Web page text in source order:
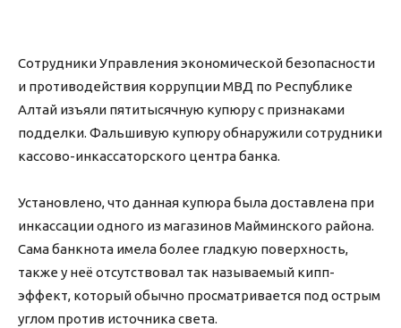
Сотрудники Управления экономической безопасности
и противодействия коррупции МВД по Республике
Алтай изъяли пятитысячную купюру с признаками
подделки. Фальшивую купюру обнаружили сотрудники
кассово-инкассаторского центра банка.
Установлено, что данная купюра была доставлена при
инкассации одного из магазинов Майминского района.
Сама банкнота имела более гладкую поверхность,
также у неё отсутствовал так называемый кипп-
эффект, который обычно просматривается под острым
углом против источника света.